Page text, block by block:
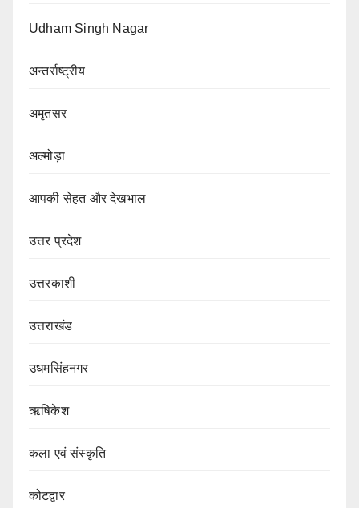
Udham Singh Nagar
अन्तर्राष्ट्रीय
अमृतसर
अल्मोड़ा
आपकी सेहत और देखभाल
उत्तर प्रदेश
उत्तरकाशी
उत्तराखंड
उधमसिंहनगर
ऋषिकेश
कला एवं संस्कृति
कोटद्वार